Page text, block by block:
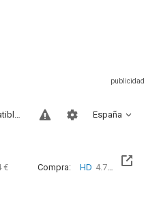
España
Sitios compatibles
€ Compra: HD 4.74 €